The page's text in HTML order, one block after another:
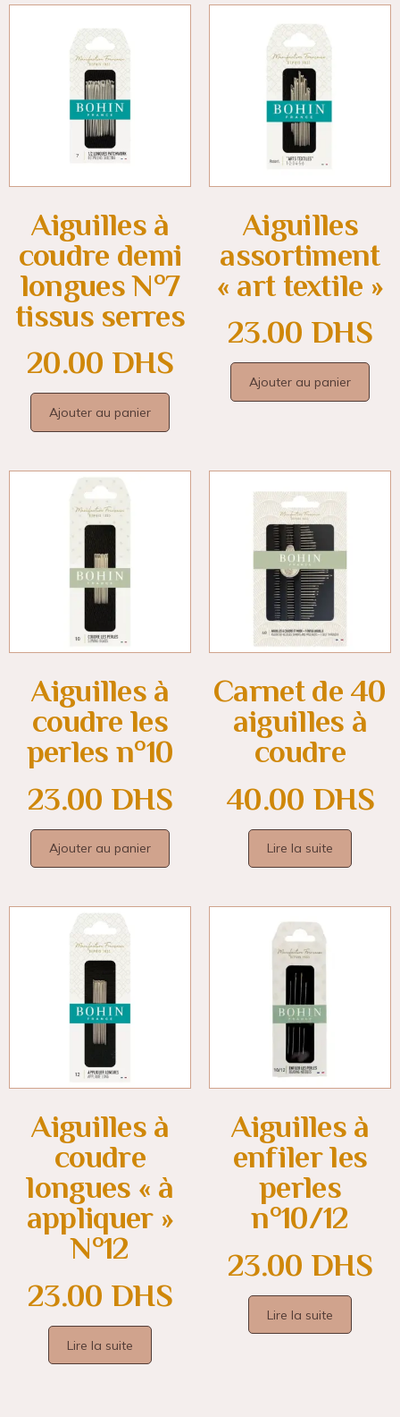
Aiguilles à
coudre demi
longues N°7
tissus serres
20.00 DHS
Ajouter au panier
Aiguilles
assortiment
« art textile »
23.00 DHS
Ajouter au panier
Aiguilles à
coudre les
perles n°10
23.00 DHS
Ajouter au panier
Carnet de 40
aiguilles à
coudre
40.00 DHS
Lire la suite
Aiguilles à
coudre
longues « à
appliquer »
N°12
23.00 DHS
Lire la suite
Aiguilles à
enfiler les
perles
n°10/12
23.00 DHS
Lire la suite